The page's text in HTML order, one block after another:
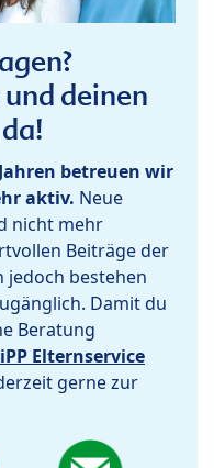
deinen
betreuen wir
aktiv. Neue
nicht mehr
Beiträge der
jedoch bestehen
Damit du
Beratung
Elternservice
gerne zur